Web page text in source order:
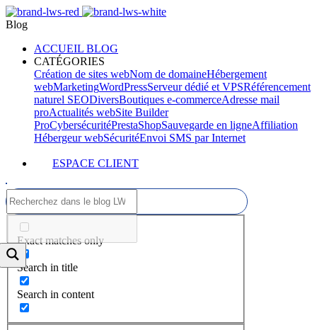
Blog
ACCUEIL BLOG
CATÉGORIES
Création de sites webNom de domaineHébergement
webMarketingWordPressServeur dédié et VPSRéférencement
naturel SEODiversBoutiques e-commerceAdresse mail
proActualités webSite Builder
ProCybersécuritéPrestaShopSauvegarde en ligneAffiliation
Hébergeur webSécuritéEnvoi SMS par Internet
ESPACE CLIENT
Exact matches only
Search in title
Search in content